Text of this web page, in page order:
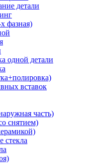
детали
фазная)
одной детали
вставок
часть)
снятием)
стекла